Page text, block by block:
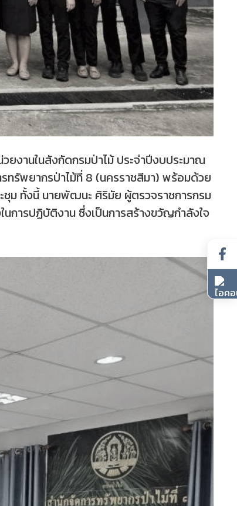
งานในสังกัดกรมป่าไม้ ประจำปีงบประมาณ
ทรัพยากรป่าไม้ที่ 8 (นครราชสีมา) พร้อมด้วย
ชุม ทั้งนี้ นายพัฒนะ ศิริมัย ผู้ตรวจราชการกรม
การปฏิบัติงาน ซึ่งเป็นการสร้างขวัญกำลังใจ